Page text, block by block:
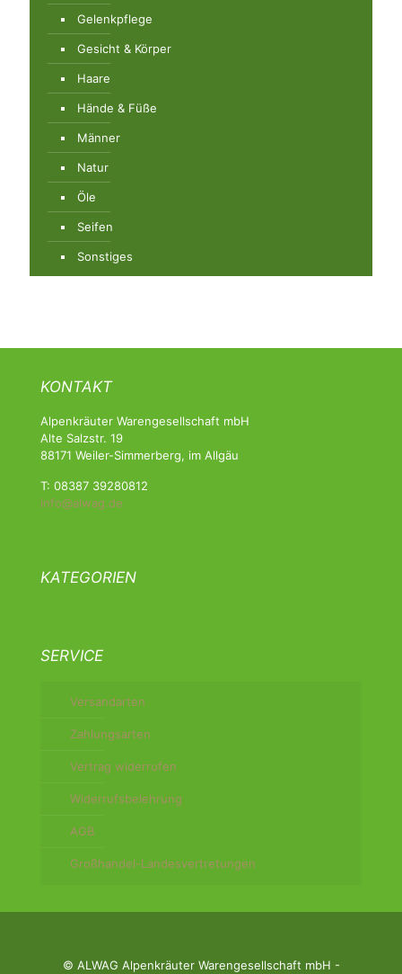
Gelenkpflege
Gesicht & Körper
Haare
Hände & Füße
Männer
Natur
Öle
Seifen
Sonstiges
KONTAKT
Alpenkräuter Warengesellschaft mbH
Alte Salzstr. 19
88171 Weiler-Simmerberg, im Allgäu
T: 08387 39280812
info@alwag.de
KATEGORIEN
SERVICE
Versandarten
Zahlungsarten
Vertrag widerrufen
Widerrufsbelehrung
AGB
Großhandel-Landesvertretungen
© ALWAG Alpenkräuter Warengesellschaft mbH -